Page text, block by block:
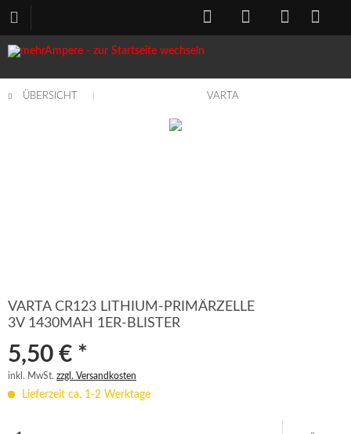
ÜBERSICHT VARTA
VARTA CR123 LITHIUM-PRIMÄRZELLE
3V 1430MAH 1ER-BLISTER
5,50 € *
inkl. MwSt. zzgl. Versandkosten
Lieferzeit ca. 1-2 Werktage